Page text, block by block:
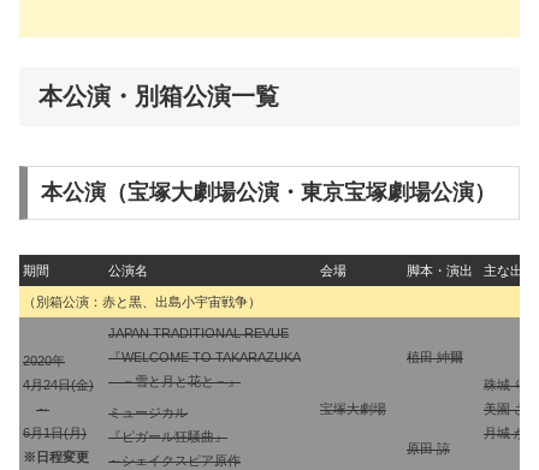
本公演・別箱公演一覧
本公演（宝塚大劇場公演・東京宝塚劇場公演）
期間 公演名 会場 脚本・演出 主な出演
（別箱公演：赤と黒、出島小宇宙戦争）
2020年
4月24日(金)
～
6月1日(月)
※日程変更
JAPAN TRADITIONAL REVUE
『WELCOME TO TAKARAZUKA
－雪と月と花と－』
宝塚大劇場
植田 紳爾
珠城 り
美園 さ
月城 か
ミュージカル
『ピガール狂騒曲』
～シェイクスピア原作
原田 諒